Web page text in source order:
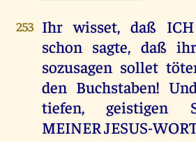
253 Ihr wisset, daß ICH
schon sagte, daß
sozusagen sollet
den Buchstaben!
tiefen, geistigen
MEINER JESUS-